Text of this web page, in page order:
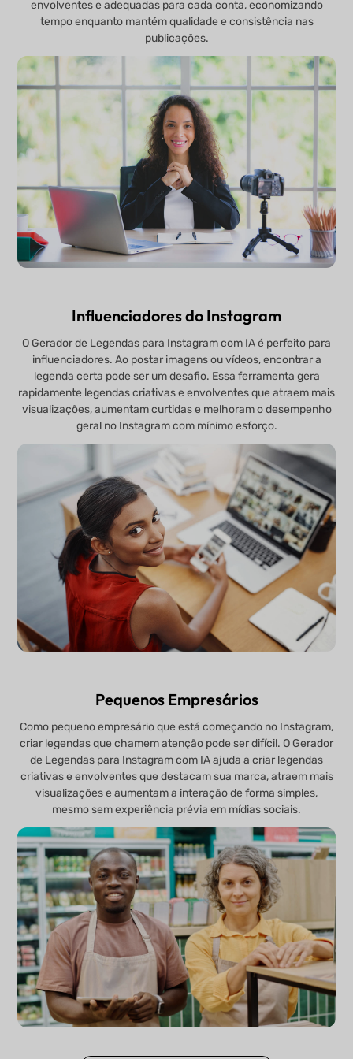
envolventes e adequadas para cada conta, economizando
tempo enquanto mantém qualidade e consistência nas
publicações.
Influenciadores do Instagram
O Gerador de Legendas para Instagram com IA é perfeito para
influenciadores. Ao postar imagens ou vídeos, encontrar a
legenda certa pode ser um desafio. Essa ferramenta gera
rapidamente legendas criativas e envolventes que atraem mais
visualizações, aumentam curtidas e melhoram o desempenho
geral no Instagram com mínimo esforço.
Pequenos Empresários
Como pequeno empresário que está começando no Instagram,
criar legendas que chamem atenção pode ser difícil. O Gerador
de Legendas para Instagram com IA ajuda a criar legendas
criativas e envolventes que destacam sua marca, atraem mais
visualizações e aumentam a interação de forma simples,
mesmo sem experiência prévia em mídias sociais.